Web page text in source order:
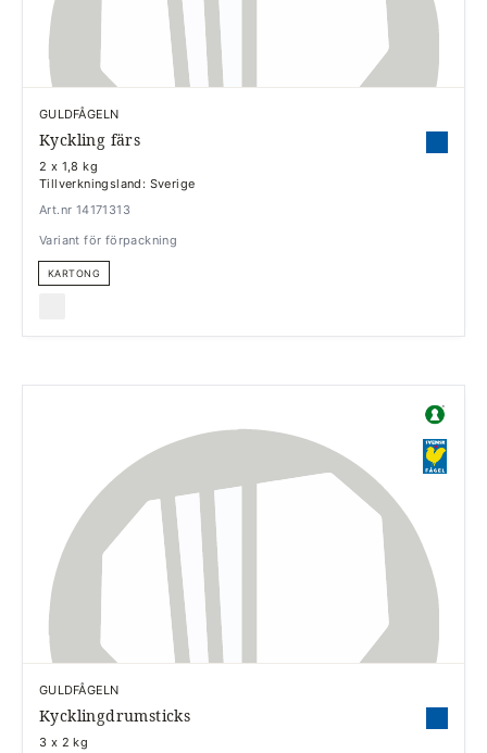
GULDFÅGELN
Kyckling färs
2 x 1,8 kg
Tillverkningsland: Sverige
Art.nr 14171313
Variant för förpackning
KARTONG
GULDFÅGELN
Kycklingdrumsticks
3 x 2 kg